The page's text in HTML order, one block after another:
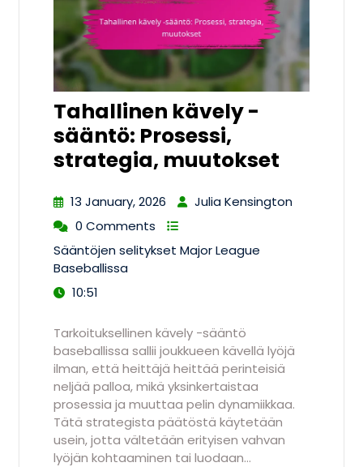
Tahallinen kävely -
sääntö: Prosessi,
strategia, muutokset
13 January, 2026
Julia Kensington
0 Comments
Sääntöjen selitykset Major League
Baseballissa
10:51
Tarkoituksellinen kävely -sääntö
baseballissa sallii joukkueen kävellä lyöjä
ilman, että heittäjä heittää perinteisiä
neljää palloa, mikä yksinkertaistaa
prosessia ja muuttaa pelin dynamiikkaa.
Tätä strategista päätöstä käytetään
usein, jotta vältetään erityisen vahvan
lyöjän kohtaaminen tai luodaan…